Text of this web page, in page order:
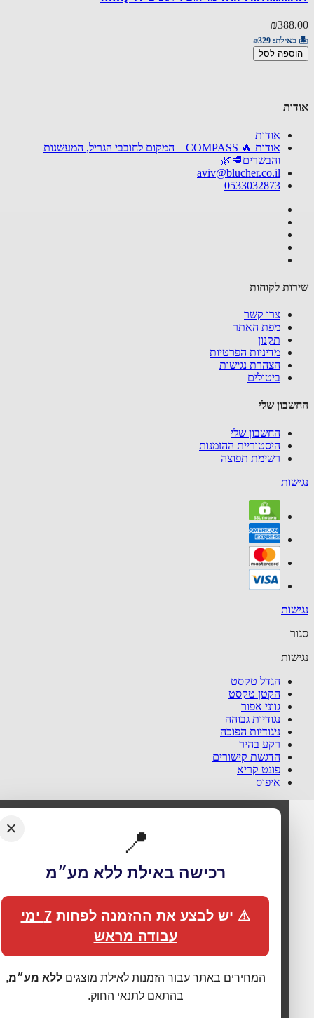
₪329
לסל
אודות
אודות 🔥 COMPASS – המקום לחובבי הגריל, המעשנות
והבשרים🥩🌿
aviv@blucher.co.il
0533032873
לקוחות
צרו קשר
מפת האתר
תקנון
מדיניות הפרטיות
הצהרת נגישות
ביטולים
שלי
החשבון שלי
היסטוריית ההזמנות
רשימת תפוצה
הגדל טקסט
הקטן טקסט
גווני אפור
נגודיות גבוהה
ניגודיות הפוכה
רקע בהיר
הדגשת קישורים
פונט קריא
איפוס
📍
רכישה באילת ללא מע״מ
⚠ יש לבצע את ההזמנה לפחות 7 ימי
עבודה מראש
המחירים באתר עבור הזמנות לאילת מוצגיםללא מע״מ,
בהתאם לתנאי החוק.